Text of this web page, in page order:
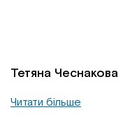
Тетяна Чеснакова
Читати більше